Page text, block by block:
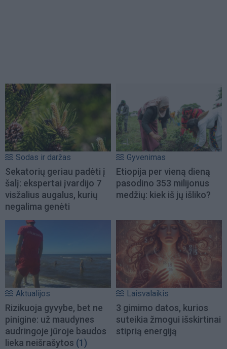
Sodas ir daržas
Sekatorių geriau padėti į
šalį: ekspertai įvardijo 7
visžalius augalus, kurių
negalima genėti
Gyvenimas
Etiopija per vieną dieną
pasodino 353 milijonus
medžių: kiek iš jų išliko?
Aktualijos
Rizikuoja gyvybe, bet ne
pinigine: už maudynes
audringoje jūroje baudos
lieka neišrašytos (1)
Laisvalaikis
3 gimimo datos, kurios
suteikia žmogui išskirtinai
stiprią energiją